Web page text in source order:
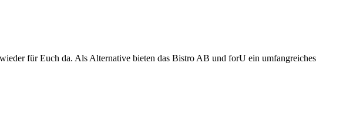
für Euch da. Als Alternative bieten das Bistro AB und forU ein umfangreiches